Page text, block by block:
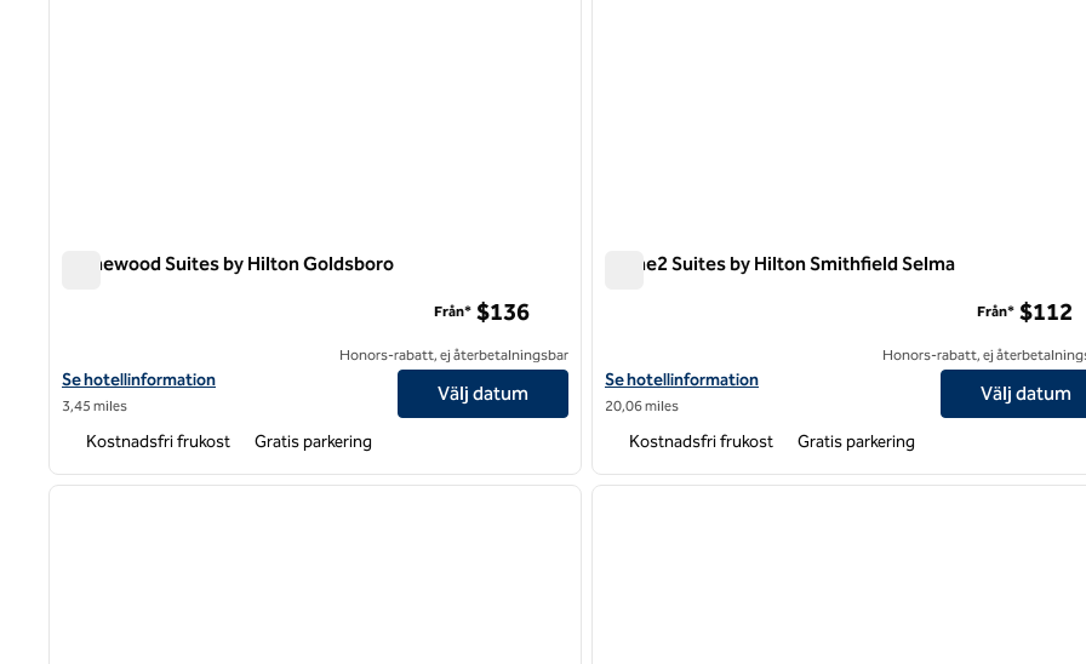
Homewood Suites by Hilton Goldsboro
Visa hotelluppgifter för Homewood Suites by Hilton Goldsboro
Se hotellinformation
3,45 miles
Från* $136
Honors-rabatt, ej återbetalningsbar
Välj datum
Kostnadsfri frukost Gratis parkering
Home2 Suites by Hilton Smithfield Selma
Visa hotelluppgifter för Home2 Suites by Hilton Smithfield Selma
Se hotellinformation
20,06 miles
Från* $112
Honors-rabatt, ej
Välj datum
Kostnadsfri frukost Gratis parkering
1 av 12
nästa bild1 av 12